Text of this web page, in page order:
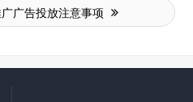
广告投放注意事项